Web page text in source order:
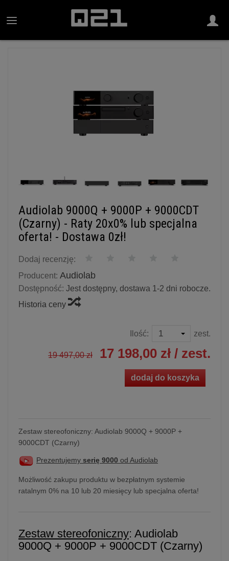
Audiolab 9000Q + 9000P + 9000CDT
(Czarny) - Raty 20x0% lub specjalna
oferta! - Dostawa 0zł!
Dodaj recenzję:
Producent: Audiolab
Dostępność: Jest dostępny, dostawa 1-2 dni robocze.
Historia ceny
Ilość: zest.
19 497,00 zł 17 198,00 zł / zest.
dodaj do koszyka
Zestaw stereofoniczny: Audiolab 9000Q + 9000P +
9000CDT (Czarny)
Prezentujemy serię 9000 od Audiolab
Możliwość zakupu produktu w bezpłatnym systemie
ratalnym 0% na 10 lub 20 miesięcy lub specjalna oferta!
Zestaw stereofoniczny: Audiolab
9000Q + 9000P + 9000CDT (Czarny)